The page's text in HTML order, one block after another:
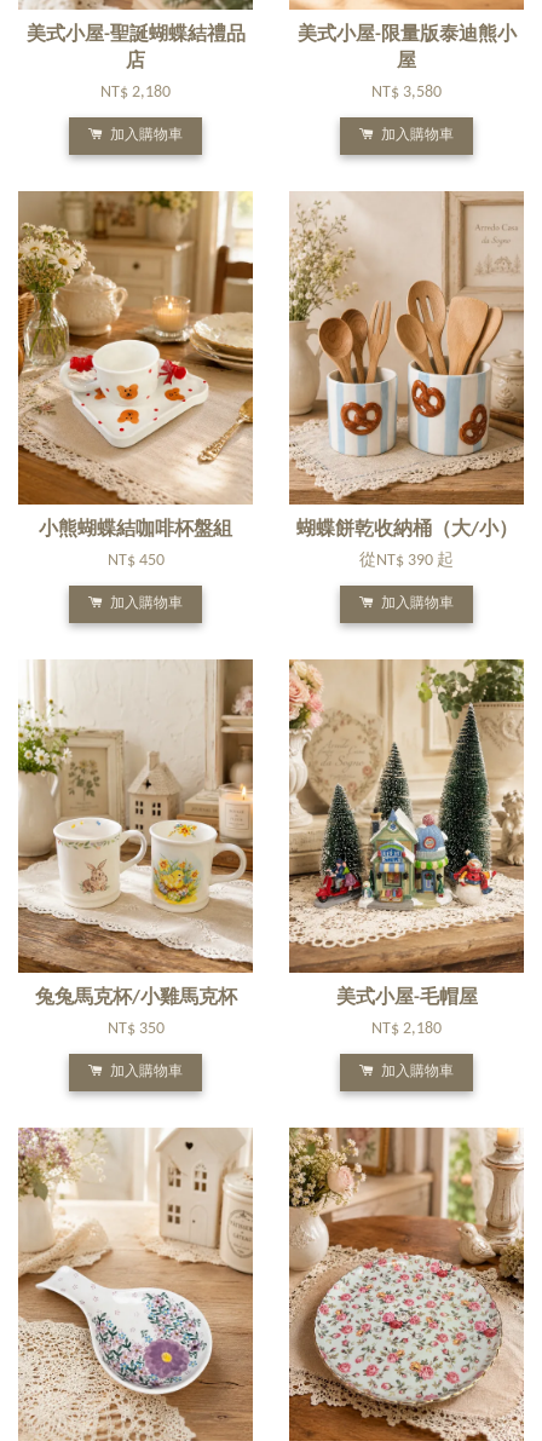
美式小屋-聖誕蝴蝶結禮品
店
NT$ 2,180
加入購物車
美式小屋-限量版泰迪熊小
屋
NT$ 3,580
加入購物車
小熊蝴蝶結咖啡杯盤組
NT$ 450
加入購物車
蝴蝶餅乾收納桶（大/小）
從 NT$ 390 起
加入購物車
兔兔馬克杯/小雞馬克杯
NT$ 350
加入購物車
美式小屋-毛帽屋
NT$ 2,180
加入購物車